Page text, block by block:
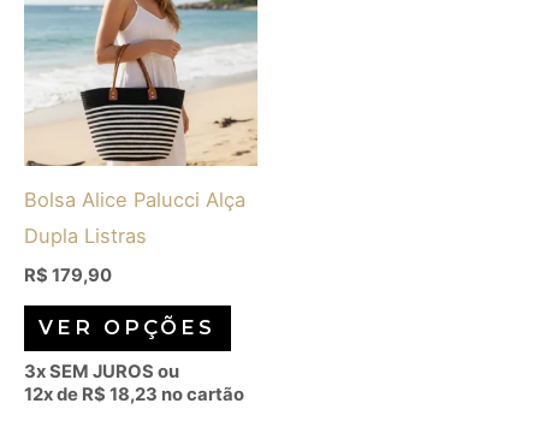
Bolsa Alice Palucci Alça
Dupla Listras
R$ 179,90
VER OPÇÕES
As
opções
podem
na
página
do
3x SEM JUROS ou
12x de R$ 18,23 no cartão